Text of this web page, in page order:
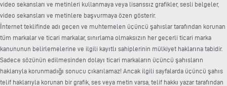
video sekansları ve metinleri kullanmaya veya lisanssız grafikler, sesli belgeler,
video sekansları ve metinlere başvurmaya özen gösterir.
İnternet teklifinde adı geçen ve muhtemelen üçüncü şahıslar tarafından korunan
tüm markalar ve ticari markalar, sınırlama olmaksızın her geçerli ticari marka
kanununun belirlemelerine ve ilgili kayıtlı sahiplerinin mülkiyet haklarına tabidir.
Sadece sözünün edilmesinden dolayı ticari markaların üçüncü şahısların
haklarıyla korunmadığı sonucu çıkarılamaz! Ancak ilgili sayfalarda üçüncü şahıs
telif haklarıyla korunan bir grafik, ses veya metin varsa, telif hakkı yazar tarafından